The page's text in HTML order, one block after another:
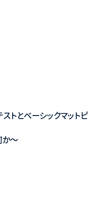
トとベーシックマットピ
か〜